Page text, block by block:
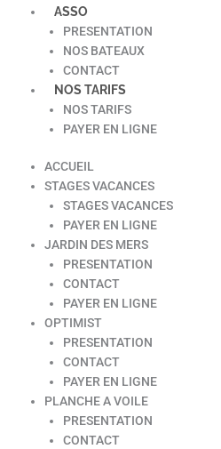
ASSO
PRESENTATION
NOS BATEAUX
CONTACT
NOS TARIFS
NOS TARIFS
PAYER EN LIGNE
ACCUEIL
STAGES VACANCES
STAGES VACANCES
PAYER EN LIGNE
JARDIN DES MERS
PRESENTATION
CONTACT
PAYER EN LIGNE
OPTIMIST
PRESENTATION
CONTACT
PAYER EN LIGNE
PLANCHE A VOILE
PRESENTATION
CONTACT